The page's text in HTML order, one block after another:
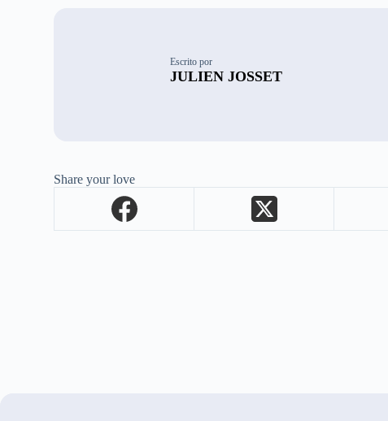
Escrito por
JULIEN JOSSET
Share your love